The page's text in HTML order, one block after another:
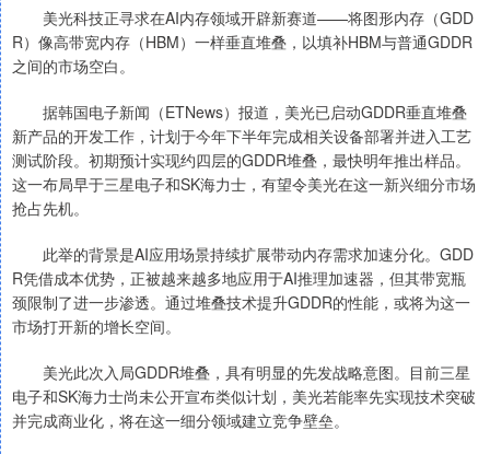
美光科技正寻求在AI内存领域开辟新赛道——将图形内存（GDD
R）像高带宽内存（HBM）一样垂直堆叠，以填补HBM与普通GDDR
之间的市场空白。
据韩国电子新闻（ETNews）报道，美光已启动GDDR垂直堆叠
新产品的开发工作，计划于今年下半年完成相关设备部署并进入工艺
测试阶段。初期预计实现约四层的GDDR堆叠，最快明年推出样品。
这一布局早于三星电子和SK海力士，有望令美光在这一新兴细分市场
抢占先机。
此举的背景是AI应用场景持续扩展带动内存需求加速分化。GDD
R凭借成本优势，正被越来越多地应用于AI推理加速器，但其带宽瓶
颈限制了进一步渗透。通过堆叠技术提升GDDR的性能，或将为这一
市场打开新的增长空间。
美光此次入局GDDR堆叠，具有明显的先发战略意图。目前三星
电子和SK海力士尚未公开宣布类似计划，美光若能率先实现技术突破
并完成商业化，将在这一细分领域建立竞争壁垒。